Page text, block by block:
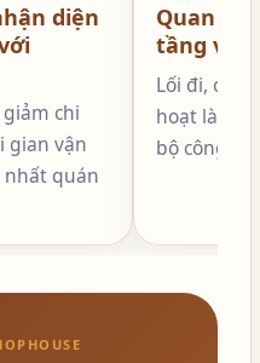
diện
chi
gian vận
quán
Quan
tầng và
Lối đi, cầu
hoạt là
bộ công